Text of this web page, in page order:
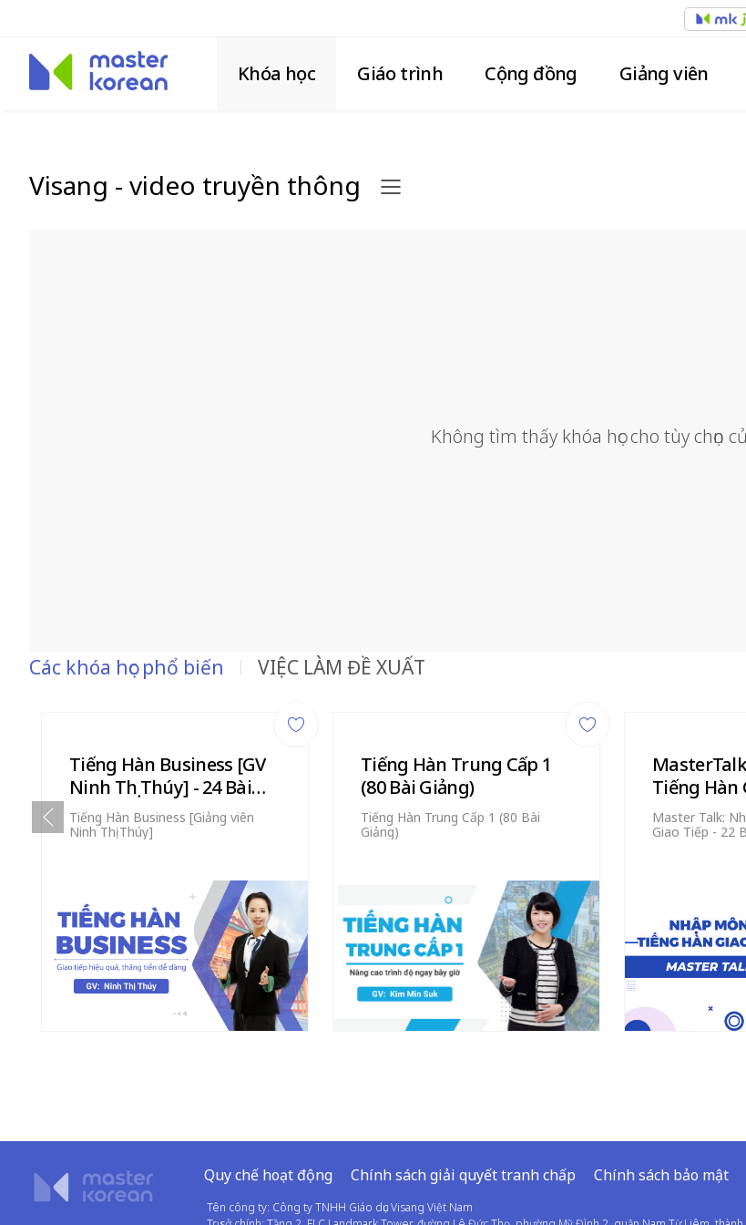
Khóa học Giáo trình Cộng đồng Giảng viên
Visang - video truyền thông
Không tìm thấy khóa học cho tùy chọn
Các khóa học phổ biến VIỆC LÀM ĐỀ XUẤT
Tiếng Hàn Business [GV
Ninh Thị Thúy] - 24 Bài
Giảng
Tiếng Hàn Business [Giảng viên
Ninh Thị Thúy]
Tiếng Hàn Trung Cấp 1
(80 Bài Giảng)
Tiếng Hàn Trung Cấp 1 (80 Bài
Giảng)
Tiếng Hàn
bài giảng)
Master Talk:
Giao Tiếp - 22
Quy chế hoạt động Chính sách giải quyết tranh chấp Chính sách bảo mật
Tên công ty: Công ty TNHH Giáo dục Visang Việt Nam